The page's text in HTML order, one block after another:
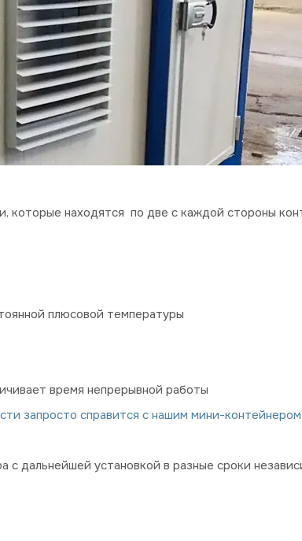
которые находятся по две с каждой стороны
плюсовой температуры
время непрерывной работы
запросто справится с нашим мини-контейнером
дальнейшей установкой в разные сроки